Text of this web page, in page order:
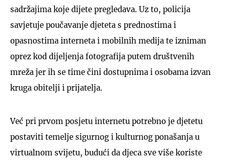
sadržajima koje dijete pregledava. Uz to, policija
savjetuje poučavanje djeteta s prednostima i
opasnostima interneta i mobilnih medija te izniman
oprez kod dijeljenja fotografija putem društvenih
mreža jer ih se time čini dostupnima i osobama izvan
kruga obitelji i prijatelja.
Već pri prvom posjetu internetu potrebno je djetetu
postaviti temelje sigurnog i kulturnog ponašanja u
virtualnom svijetu, budući da djeca sve više koriste